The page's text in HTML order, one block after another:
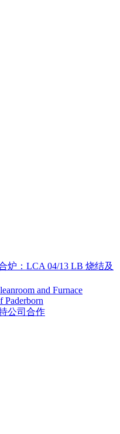
炉：LCA 04/13 LB 烧结及
and Furnace
Paderborn
公司合作